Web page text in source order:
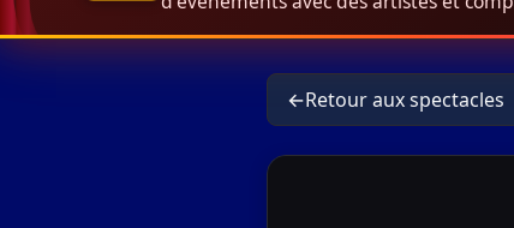
←Retour aux spectacles